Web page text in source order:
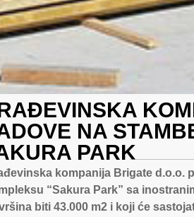
NA
PARK
kompanija Brigate d.o.o.
“Sakura Park” sa
biti 43.000 m2 i koji će